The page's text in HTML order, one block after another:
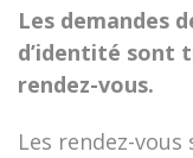
Les demandes
d’identité sont
rendez-vous.
Les rendez-